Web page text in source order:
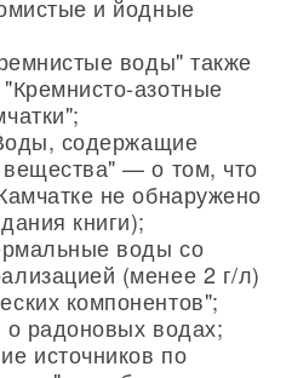
и йодные
воды" также
азотные
содержащие
вещества" — о том, что
не обнаружено
книги);
воды со
(менее 2 г/л)
компонентов";
радоновых водах;
источников по